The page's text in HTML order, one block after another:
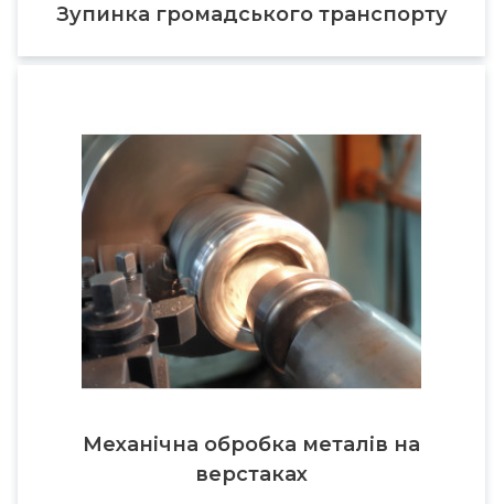
Зупинка громадського транспорту
Механічна обробка металів на
верстаках